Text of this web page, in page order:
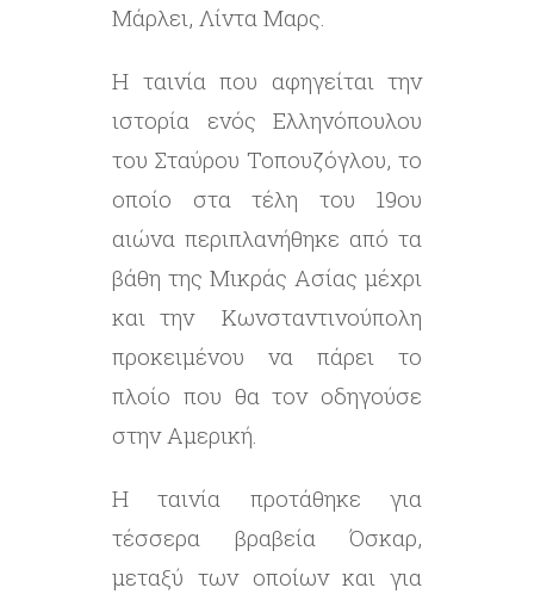
Μάρλει, Λίντα Μαρς.
Η ταινία που αφηγείται την
ιστορία ενός Ελληνόπουλου
του Σταύρου Τοπουζόγλου, το
οποίο στα τέλη του 19ου
αιώνα περιπλανήθηκε από τα
βάθη της Μικράς Ασίας μέχρι
και την Κωνσταντινούπολη
προκειμένου να πάρει το
πλοίο που θα τον οδηγούσε
στην Αμερική.
Η ταινία προτάθηκε για
τέσσερα βραβεία Όσκαρ,
μεταξύ των οποίων και για